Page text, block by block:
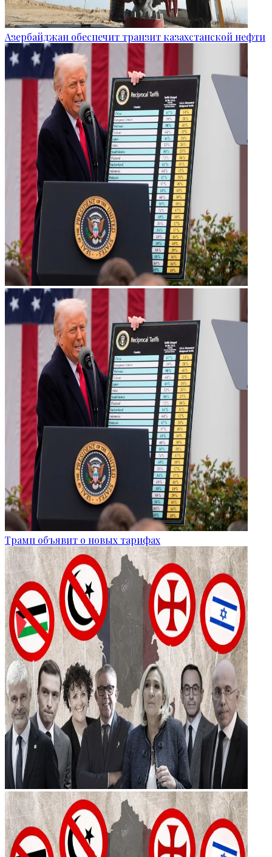
Азербайджан обеспечит транзит казахстанской нефти
Трамп объявит о новых тарифах